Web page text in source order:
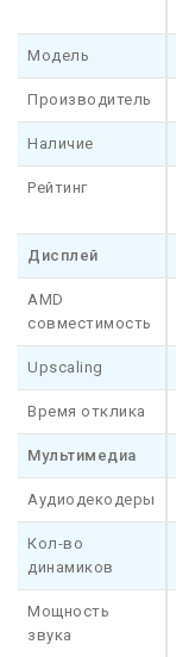
Модель
Производитель
Наличие
Рейтинг
Дисплей
AMD
совместимость
Upscaling
Время отклика
Мультимедиа
Аудиодекодеры
Кол-во
динамиков
Мощность
звука